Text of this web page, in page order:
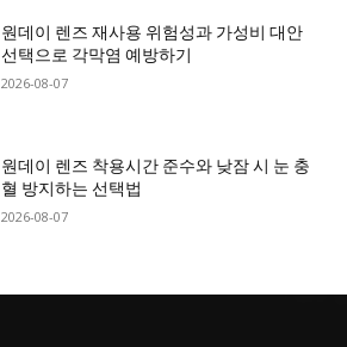
원데이 렌즈 재사용 위험성과 가성비 대안
선택으로 각막염 예방하기
2026-08-07
원데이 렌즈 착용시간 준수와 낮잠 시 눈 충
혈 방지하는 선택법
2026-08-07